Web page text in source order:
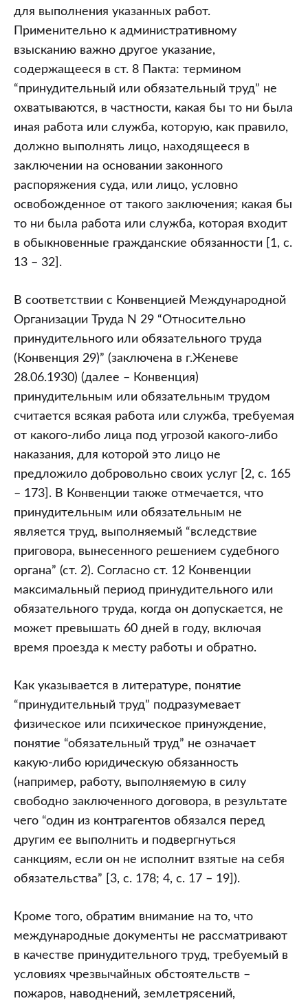
для выполнения указанных работ.
Применительно к административному
взысканию важно другое указание,
содержащееся в ст. 8 Пакта: термином
“принудительный или обязательный труд” не
охватываются, в частности, какая бы то ни была
иная работа или служба, которую, как правило,
должно выполнять лицо, находящееся в
заключении на основании законного
распоряжения суда, или лицо, условно
освобожденное от такого заключения; какая бы
то ни была работа или служба, которая входит
в обыкновенные гражданские обязанности [1, с.
13 – 32].
В соответствии с Конвенцией Международной
Организации Труда N 29 “Относительно
принудительного или обязательного труда
(Конвенция 29)” (заключена в г.Женеве
28.06.1930) (далее – Конвенция)
принудительным или обязательным трудом
считается всякая работа или служба, требуемая
от какого-либо лица под угрозой какого-либо
наказания, для которой это лицо не
предложило добровольно своих услуг [2, с. 165
– 173]. В Конвенции также отмечается, что
принудительным или обязательным не
является труд, выполняемый “вследствие
приговора, вынесенного решением судебного
органа” (ст. 2). Согласно ст. 12 Конвенции
максимальный период принудительного или
обязательного труда, когда он допускается, не
может превышать 60 дней в году, включая
время проезда к месту работы и обратно.
Как указывается в литературе, понятие
“принудительный труд” подразумевает
физическое или психическое принуждение,
понятие “обязательный труд” не означает
какую-либо юридическую обязанность
(например, работу, выполняемую в силу
свободно заключенного договора, в результате
чего “один из контрагентов обязался перед
другим ее выполнить и подвергнуться
санкциям, если он не исполнит взятые на себя
обязательства” [3, с. 178; 4, с. 17 – 19]).
Кроме того, обратим внимание на то, что
международные документы не рассматривают
в качестве принудительного труд, требуемый в
условиях чрезвычайных обстоятельств –
пожаров, наводнений, землетрясений,